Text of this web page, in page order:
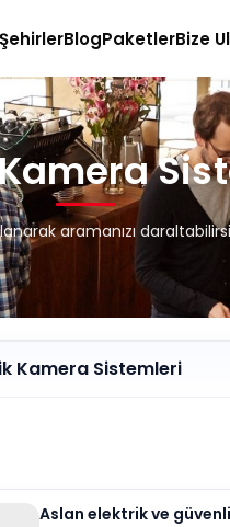
BlogPaketlerBize
aramanızı
Kamera Sistemleri
Aslan elektrik ve